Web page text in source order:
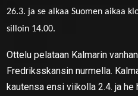
26.3. ja se alkaa Suomen aikaa
silloin 14.00.
Ottelu pelataan Kalmarin
Fredriksskansin nurmella.
kautensa ensi viikolla 2.4. ja